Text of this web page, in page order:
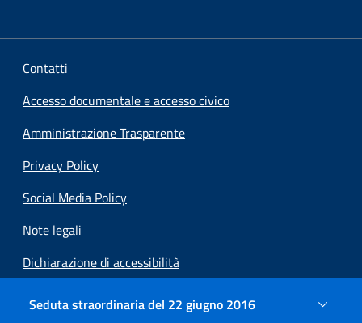
Seduta straordinaria del 22 giugno 2016
Contatti
Accesso documentale e accesso civico
Amministrazione Trasparente
Privacy Policy
Social Media Policy
Note legali
Dichiarazione di accessibilità
Preferenze cookie